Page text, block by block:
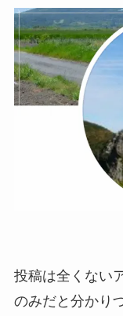
投稿は全くない
のみだと分かり